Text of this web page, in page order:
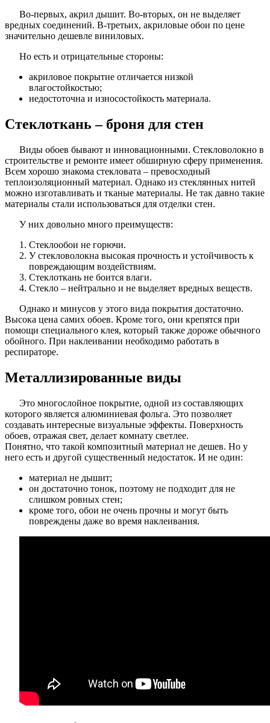
Во-первых, акрил дышит. Во-вторых, он не выделяет
вредных соединений. В-третьих, акриловые обои по цене
значительно дешевле виниловых.
Но есть и отрицательные стороны:
акриловое покрытие отличается низкой
влагостойкостью;
недостоточна и износостойкость материала.
Стеклоткань – броня для стен
Виды обоев бывают и инновационными. Стекловолокно в
строительстве и ремонте имеет обширную сферу применения.
Всем хорошо знакома стекловата – превосходный
теплоизоляционный материал. Однако из стеклянных нитей
можно изготавливать и тканые материалы. Не так давно такие
материалы стали использоваться для отделки стен.
У них довольно много преимуществ:
Стеклообои не горючи.
У стекловолокна высокая прочность и устойчивость к
повреждающим воздействиям.
Стеклоткань не боится влаги.
Стекло – нейтрально и не выделяет вредных веществ.
Однако и минусов у этого вида покрытия достаточно.
Высока цена самих обоев. Кроме того, они крепятся при
помощи специального клея, который также дороже обычного
обойного. При наклеивании необходимо работать в
респираторе.
Металлизированные виды
Это многослойное покрытие, одной из составляющих
которого является алюминиевая фольга. Это позволяет
создавать интересные визуальные эффекты. Поверхность
обоев, отражая свет, делает комнату светлее.
Понятно, что такой композитный материал не дешев. Но у
него есть и другой существенный недостаток. И не один:
материал не дышит;
он достаточно тонок, поэтому не подходит для не
слишком ровных стен;
кроме того, обои не очень прочны и могут быть
повреждены даже во время наклеивания.